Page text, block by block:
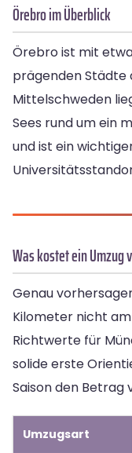
Örebro im Überblick
Örebro ist mit
prägenden Städte
Mittelschweden
Sees rund um ein
und ist ein
Was kostet ein Umzug
Genau
Kilometer nicht
Richtwerte für
solide erste
Saison den Betrag
Umzugsart